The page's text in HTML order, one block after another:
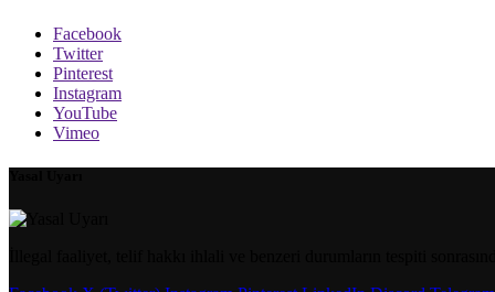
Facebook
Twitter
Pinterest
Instagram
YouTube
Vimeo